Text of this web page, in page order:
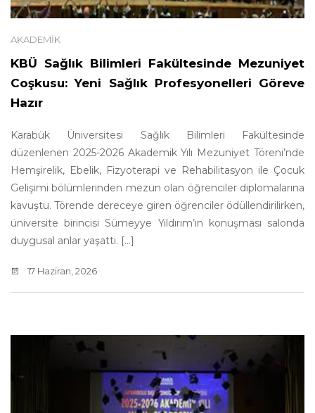
AKADEMIK
KBÜ Sağlık Bilimleri Fakültesinde Mezuniyet
Coşkusu: Yeni Sağlık Profesyonelleri Göreve
Hazır
Karabük Üniversitesi Sağlık Bilimleri Fakültesinde
düzenlenen 2025-2026 Akademik Yılı Mezuniyet Töreni’nde
Hemşirelik, Ebelik, Fizyoterapi ve Rehabilitasyon ile Çocuk
Gelişimi bölümlerinden mezun olan öğrenciler diplomalarına
kavuştu. Törende dereceye giren öğrenciler ödüllendirilirken,
üniversite birincisi Sümeyye Yıldırım’ın konuşması salonda
duygusal anlar yaşattı. [...]
17 Haziran, 2026